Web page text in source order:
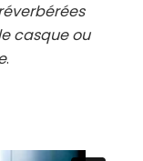
casque ou
.